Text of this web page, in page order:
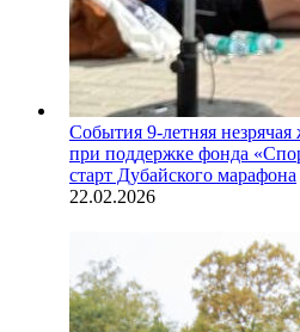
События 9-летняя
при поддержке фонда
старт Дубайского марафона
22.02.2026